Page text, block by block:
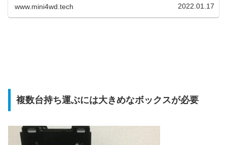
www.mini4wd.tech 2022.01.17
複数台持ち運ぶには大きめなボックスが必要